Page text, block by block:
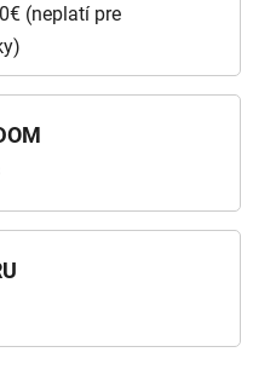
(neplatí pre